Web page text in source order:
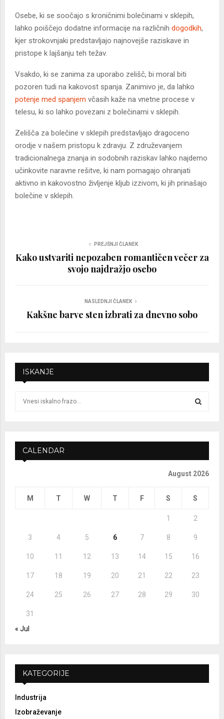
Osebe, ki se soočajo s kroničnimi bolečinami v sklepih,
lahko poiščejo dodatne informacije na različnih dogodkih,
kjer strokovnjaki predstavljajo najnovejše raziskave in
pristope k lajšanju teh težav.
Vsakdo, ki se zanima za uporabo zelišč, bi moral biti
pozoren tudi na kakovost spanja. Zanimivo je, da lahko
potenje med spanjem včasih kaže na vnetne procese v
telesu, ki so lahko povezani z bolečinami v sklepih.
Zelišča za bolečine v sklepih predstavljajo dragoceno
orodje v našem pristopu k zdravju. Z združevanjem
tradicionalnega znanja in sodobnih raziskav lahko najdemo
učinkovite naravne rešitve, ki nam pomagajo ohranjati
aktivno in kakovostno življenje kljub izzivom, ki jih prinašajo
bolečine v sklepih.
PREJŠNJI ČLANEK
Kako ustvariti nepozaben romantičen večer za
svojo najdražjo osebo
NASLEDNJI ČLANEK
Kakšne barve sten izbrati za dnevno sobo
ISKANJE
f
E
A
C
H
CALENDAR
August 2026
M T W T F S S
1 2
3 4 5 6 7 8 9
10 11 12 13 14 15 16
17 18 19 20 21 22 23
24 25 26 27 28 29 30
31
« Jul
KATEGORIJE
Industrija
Izobraževanje